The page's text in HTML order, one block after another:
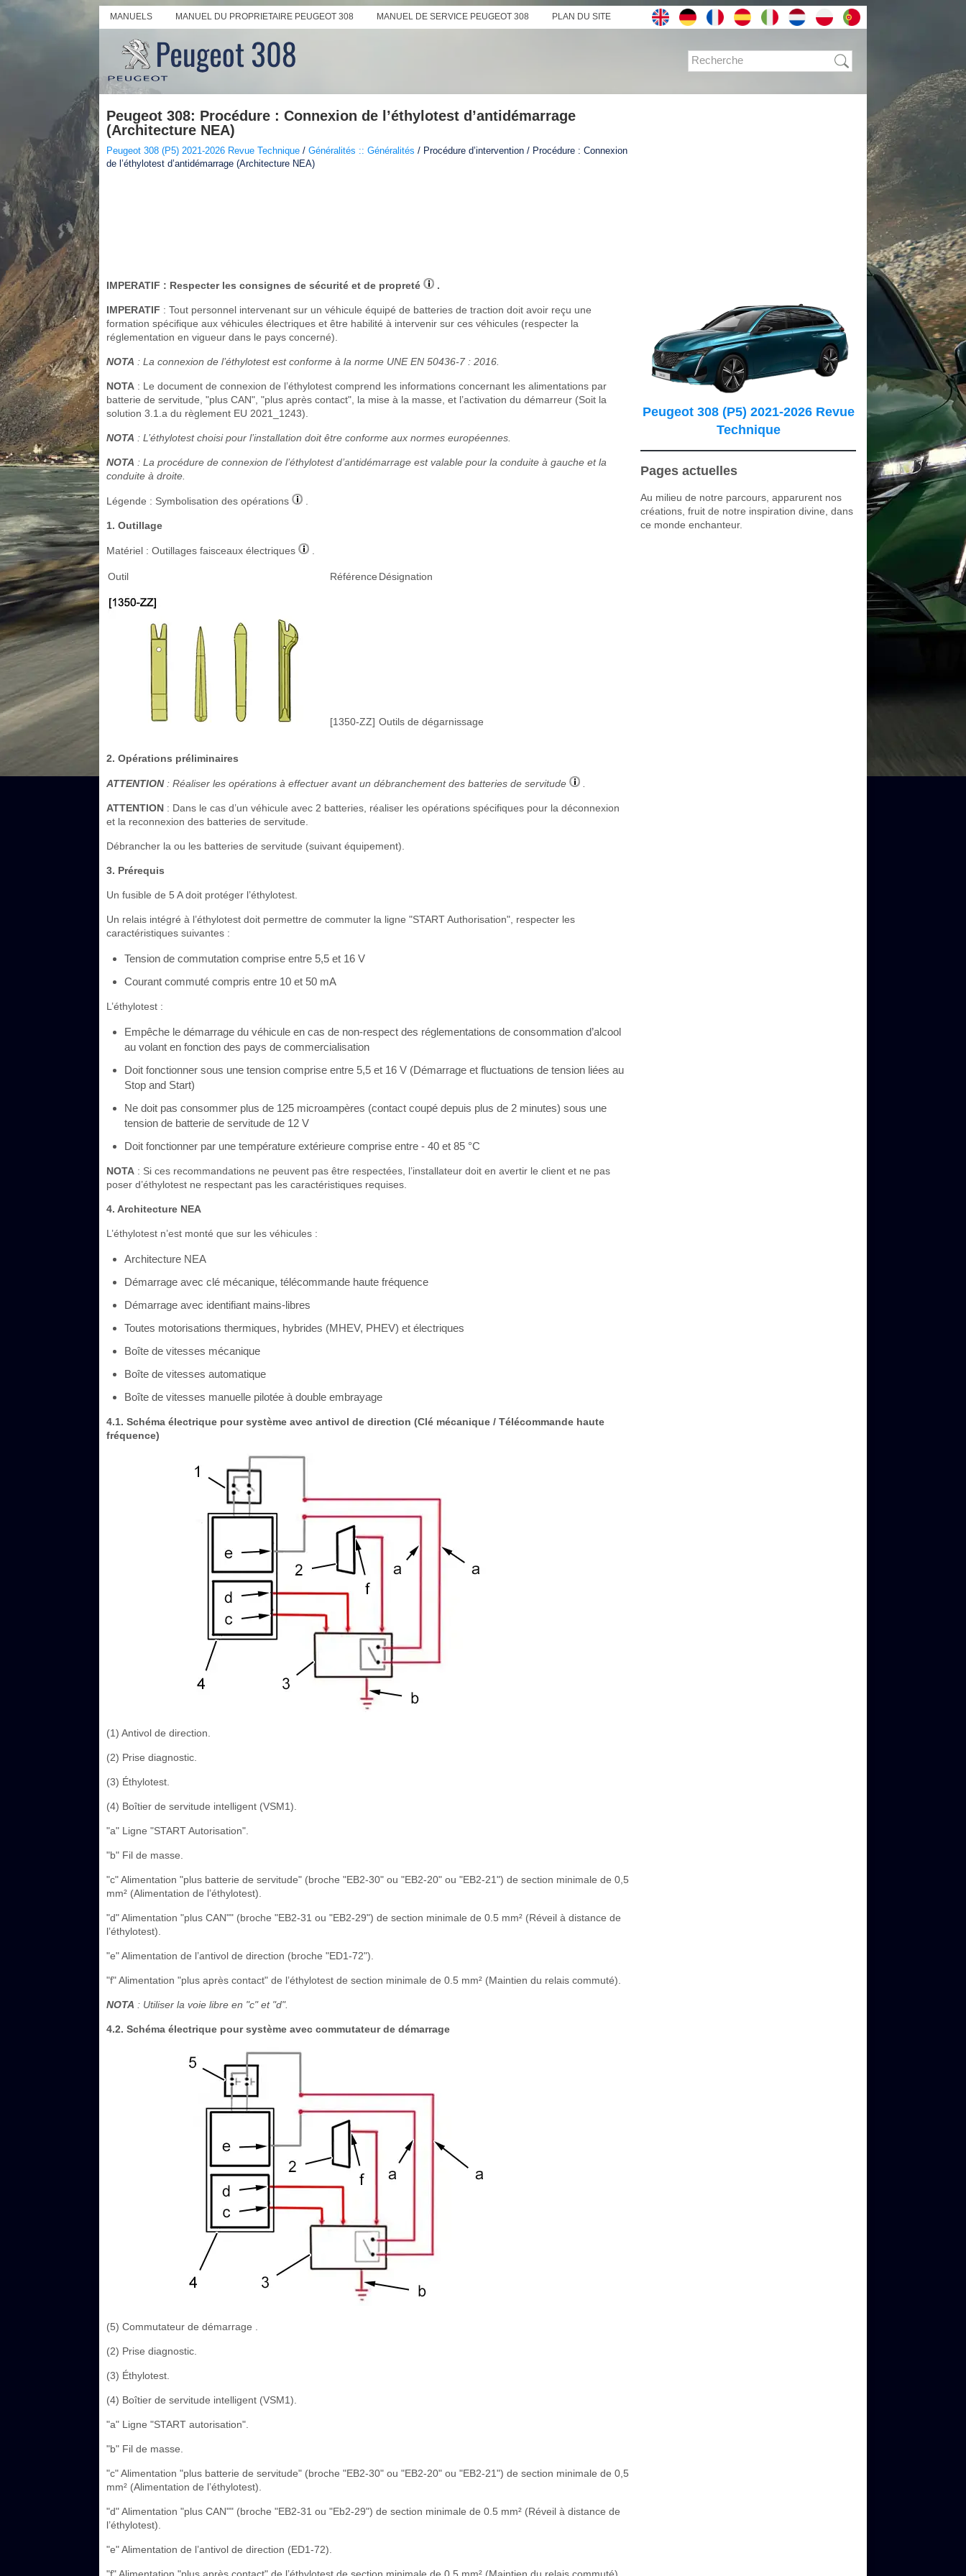
MANUELS MANUEL DU PROPRIETAIRE PEUGEOT 308 MANUEL DE SERVICE PEUGEOT 308 PLAN DU SITE
Peugeot 308: Procédure : Connexion de l’éthylotest d’antidémarrage
(Architecture NEA)
Peugeot 308 (P5) 2021-2026 Revue Technique / Généralités :: Généralités / Procédure d’intervention / Procédure : Connexion
de l’éthylotest d’antidémarrage (Architecture NEA)
IMPERATIF : Respecter les consignes de sécurité et de propreté .
IMPERATIF : Tout personnel intervenant sur un véhicule équipé de batteries de traction doit avoir reçu une
formation spécifique aux véhicules électriques et être habilité à intervenir sur ces véhicules (respecter la
réglementation en vigueur dans le pays concerné).
NOTA : La connexion de l’éthylotest est conforme à la norme UNE EN 50436-7 : 2016.
NOTA : Le document de connexion de l’éthylotest comprend les informations concernant les alimentations par
batterie de servitude, "plus CAN", "plus après contact", la mise à la masse, et l’activation du démarreur (Soit la
solution 3.1.a du règlement EU 2021_1243).
NOTA : L’éthylotest choisi pour l’installation doit être conforme aux normes européennes.
NOTA : La procédure de connexion de l’éthylotest d’antidémarrage est valable pour la conduite à gauche et la
conduite à droite.
Légende : Symbolisation des opérations
1. Outillage
Matériel : Outillages faisceaux électriques
Outil Référence Désignation
[1350-ZZ] Outils de dégarnissage
2. Opérations préliminaires
ATTENTION: Réaliser les opérations à effectuer avant un débranchement des batteries de servitude
ATTENTION : Dans le cas d’un véhicule avec 2 batteries, réaliser les opérations spécifiques pour la déconnexion
et la reconnexion des batteries de servitude.
Débrancher la ou les batteries de servitude (suivant équipement).
3. Prérequis
Un fusible de 5 A doit protéger l’éthylotest.
Un relais intégré à l’éthylotest doit permettre de commuter la ligne "START Authorisation", respecter les
caractéristiques suivantes :
Tension de commutation comprise entre 5,5 et 16 V
Courant commuté compris entre 10 et 50 mA
L’éthylotest :
Empêche le démarrage du véhicule en cas de non-respect des réglementations de consommation d’alcool
au volant en fonction des pays de commercialisation
Doit fonctionner sous une tension comprise entre 5,5 et 16 V (Démarrage et fluctuations de tension liées au
Stop and Start)
Ne doit pas consommer plus de 125 microampères (contact coupé depuis plus de 2 minutes) sous une
tension de batterie de servitude de 12 V
Doit fonctionner par une température extérieure comprise entre - 40 et 85 °C
NOTA : Si ces recommandations ne peuvent pas être respectées, l’installateur doit en avertir le client et ne pas
poser d’éthylotest ne respectant pas les caractéristiques requises.
4. Architecture NEA
L’éthylotest n’est monté que sur les véhicules :
Architecture NEA
Démarrage avec clé mécanique, télécommande haute fréquence
Démarrage avec identifiant mains-libres
Toutes motorisations thermiques, hybrides (MHEV, PHEV) et électriques
Boîte de vitesses mécanique
Boîte de vitesses automatique
Boîte de vitesses manuelle pilotée à double embrayage
4.1. Schéma électrique pour système avec antivol de direction (Clé mécanique / Télécommande haute
fréquence)
(1) Antivol de direction.
(2) Prise diagnostic.
(3) Éthylotest.
(4) Boîtier de servitude intelligent (VSM1).
"a" Ligne "START Autorisation".
"b" Fil de masse.
"c" Alimentation "plus batterie de servitude" (broche "EB2-30" ou "EB2-20" ou "EB2-21") de section minimale de 0,5
mm² (Alimentation de l’éthylotest).
"d" Alimentation "plus CAN"" (broche "EB2-31 ou "EB2-29") de section minimale de 0.5 mm² (Réveil à distance de
l’éthylotest).
"e" Alimentation de l’antivol de direction (broche "ED1-72").
"f" Alimentation "plus après contact" de l’éthylotest de section minimale de 0.5 mm² (Maintien du relais commuté).
NOTA : Utiliser la voie libre en "c" et "d".
4.2. Schéma électrique pour système avec commutateur de démarrage
(5) Commutateur de démarrage .
(2) Prise diagnostic.
(3) Éthylotest.
(4) Boîtier de servitude intelligent (VSM1).
"a" Ligne "START autorisation".
"b" Fil de masse.
"c" Alimentation "plus batterie de servitude" (broche "EB2-30" ou "EB2-20" ou "EB2-21") de section minimale de 0,5
mm² (Alimentation de l’éthylotest).
"d" Alimentation "plus CAN"" (broche "EB2-31 ou "Eb2-29") de section minimale de 0.5 mm² (Réveil à distance de
l’éthylotest).
"e" Alimentation de l’antivol de direction (ED1-72).
Peugeot 308 (P5) 2021-2026 Revue
Technique
Pages actuelles
Au milieu de notre parcours, apparurent nos
créations, fruit de notre inspiration divine, dans
ce monde enchanteur.